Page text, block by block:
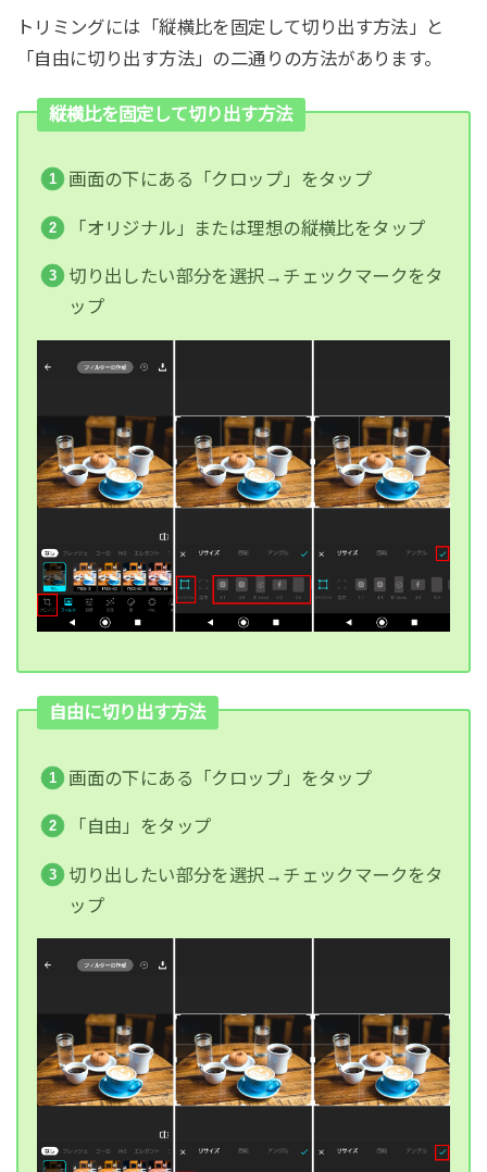
トリミングには「縦横比を固定して切り出す方法」と
「自由に切り出す方法」の二通りの方法があります。
縦横比を固定して切り出す方法
画面の下にある「クロップ」をタップ
「オリジナル」または理想の縦横比をタップ
切り出したい部分を選択→チェックマークをタ
ップ
自由に切り出す方法
画面の下にある「クロップ」をタップ
「自由」をタップ
切り出したい部分を選択→チェックマークをタ
ップ